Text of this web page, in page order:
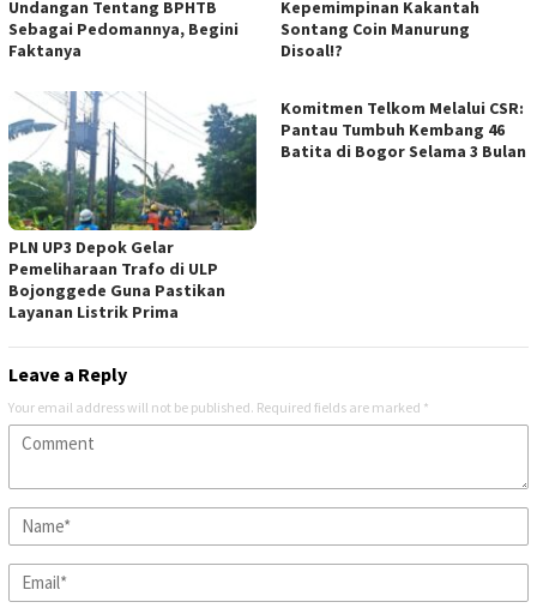
Undangan Tentang BPHTB
Sebagai Pedomannya, Begini
Faktanya
Kepemimpinan Kakantah
Sontang Coin Manurung
Disoal!?
PLN UP3 Depok Gelar
Pemeliharaan Trafo di ULP
Bojonggede Guna Pastikan
Layanan Listrik Prima
Komitmen Telkom Melalui CSR:
Pantau Tumbuh Kembang 46
Batita di Bogor Selama 3 Bulan
Leave a Reply
Your email address will not be published. Required fields are marked *